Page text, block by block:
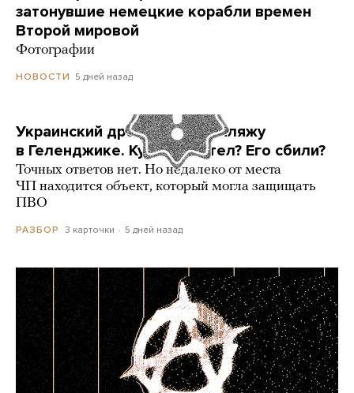
затонувшие немецкие корабли времен
Второй мировой
Фотографии
НОВОСТИ 5 дней назад
Украинский дрон попал по пляжу
в Геленджике. Куда он летел? Его сбили?
Точных ответов нет. Но недалеко от места
ЧП находится объект, который могла защищать
ПВО
РАЗБОР 3 карточки 5 дней назад